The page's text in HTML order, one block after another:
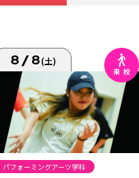
8/8(土)
パフォーミングアーツ学科